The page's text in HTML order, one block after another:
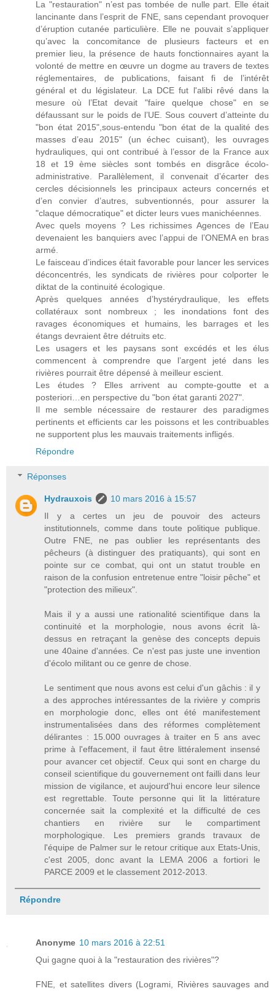
La "restauration" n’est pas tombée de nulle part. Elle était
lancinante dans l’esprit de FNE, sans cependant provoquer
d’éruption cutanée particulière. Elle ne pouvait s’appliquer
qu’avec la concomitance de plusieurs facteurs et en
premier lieu, la présence de hauts fonctionnaires ayant la
volonté de mettre en œuvre un dogme au travers de textes
réglementaires, de publications, faisant fi de l’intérêt
général et du législateur. La DCE fut l'alibi rêvé dans la
mesure où l’Etat devait "faire quelque chose" en se
défaussant sur le poids de l’UE. Sous couvert d’atteinte du
"bon état 2015",sous-entendu "bon état de la qualité des
masses d’eau 2015" (un échec cuisant), les ouvrages
hydrauliques, qui ont contribué à l’essor de la France aux
18 et 19 ème siècles sont tombés en disgrâce écolo-
administrative. Parallèlement, il convenait d’écarter des
cercles décisionnels les principaux acteurs concernés et
d’en convier d’autres, subventionnés, pour assurer la
"claque démocratique" et dicter leurs vues manichéennes.
Avec quels moyens ? Les richissimes Agences de l’Eau
devenaient les banquiers avec l’appui de l’ONEMA en bras
armé.
Le faisceau d’indices était favorable pour lancer les services
déconcentrés, les syndicats de rivières pour colporter le
diktat de la continuité écologique.
Après quelques années d’hystérydraulique, les effets
collatéraux sont nombreux ; les inondations font des
ravages économiques et humains, les barrages et les
étangs devraient être détruits etc.
Les usagers et les paysans sont excédés et les élus
commencent à comprendre que l’argent jeté dans les
rivières pourrait être dépensé à meilleur escient.
Les études ? Elles arrivent au compte-goutte et a
posteriori…en perspective du "bon état garanti 2027".
Il me semble nécessaire de restaurer des paradigmes
pertinents et efficients car les poissons et les contribuables
ne supportent plus les mauvais traitements infligés.
Répondre
Réponses
Hydrauxois
10 mars 2016 à 15:57
Il y a certes un jeu de pouvoir des acteurs
institutionnels, comme dans toute politique publique.
Outre FNE, ne pas oublier les représentants des
pêcheurs (à distinguer des pratiquants), qui sont en
pointe sur ce combat, qui ont un statut trouble en
raison de la confusion entretenue entre "loisir pêche" et
"protection des milieux".
Mais il y a aussi une rationalité scientifique dans la
continuité et la morphologie, nous avons écrit là-
dessus en retraçant la genèse des concepts depuis
une 40aine d'années. Ce n'est pas juste une invention
d'écolo militant ou ce genre de chose.
Le sentiment que nous avons est celui d'un gâchis : il y
a des approches intéressantes de la rivière y compris
en morphologie donc, elles ont été manifestement
instrumentalisées dans des réformes complètement
délirantes : 15.000 ouvrages à traiter en 5 ans avec
prime à l'effacement, il faut être littéralement insensé
pour avancer cet objectif. Ceux qui sont en charge du
conseil scientifique du gouvernement ont failli dans leur
mission de vigilance, et aujourd'hui encore leur silence
est regrettable. Toute personne qui lit la littérature
concernée sait la complexité et la difficulté de ces
chantiers en rivière sur le compartiment
morphologique. Les premiers grands travaux de
l'équipe de Palmer sur le retour critique aux Etats-Unis,
c'est 2005, donc avant la LEMA 2006 a fortiori le
PARCE 2009 et le classement 2012-2013.
Répondre
Anonyme 10 mars 2016 à 22:51
Qui gagne quoi à la "restauration des rivières"?
FNE, et satellites divers (Logrami, Rivières sauvages and